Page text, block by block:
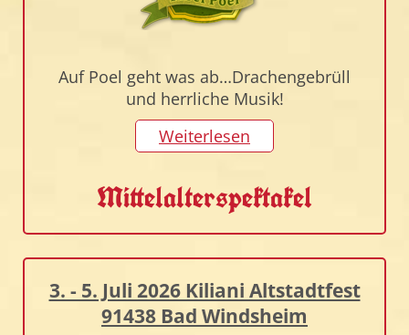
Auf Poel geht was ab…Drachengebrüll
und herrliche Musik!
Weiterlesen
Mittelalterspektakel
3. - 5. Juli 2026 Kiliani Altstadtfest
91438 Bad Windsheim